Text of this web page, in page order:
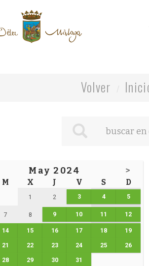
Volver
May 2024 >
M X J V S D
1 2 3 4 5
7 8 9 10 11 12
14 15 16 17 18 19
21 22 23 24 25 26
28 29 30 31